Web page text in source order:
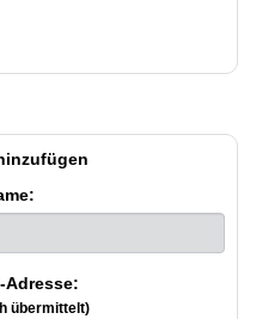
Adresse:
übermittelt)